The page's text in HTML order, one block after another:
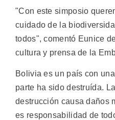
"Con este simposio
cuidado de la
todos", comentó Eunice
cultura y prensa de la
Bolivia es un país con
parte ha sido destruída.
destrucción causa daños
es responsabilidad de